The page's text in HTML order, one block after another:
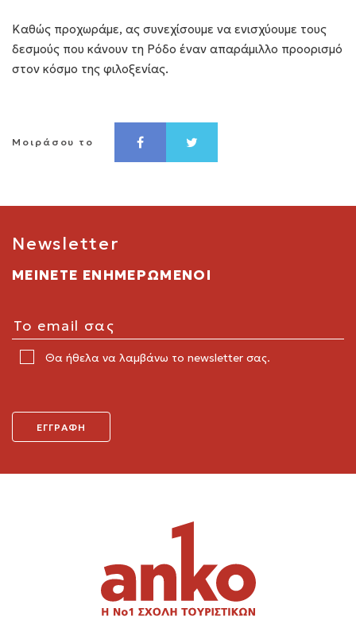
Καθώς προχωράμε, ας συνεχίσουμε να ενισχύουμε τους
δεσμούς που κάνουν τη Ρόδο έναν απαράμιλλο προορισμό
στον κόσμο της φιλοξενίας.
Μοιράσου το
Newsletter
ΜΕΙΝΕΤΕ ΕΝΗΜΕΡΩΜΕΝΟΙ
Θα ήθελα να λαμβάνω το newsletter σας.